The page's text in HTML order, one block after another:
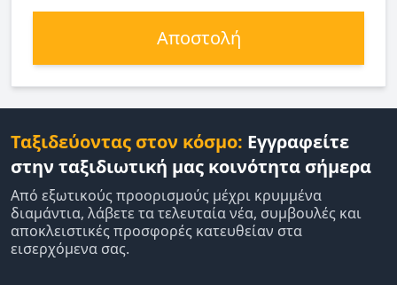
Αποστολή
Ταξιδεύοντας στον κόσμο: Εγγραφείτε
στην ταξιδιωτική μας κοινότητα σήμερα
Από εξωτικούς προορισμούς μέχρι κρυμμένα
διαμάντια, λάβετε τα τελευταία νέα, συμβουλές και
αποκλειστικές προσφορές κατευθείαν στα
εισερχόμενα σας.